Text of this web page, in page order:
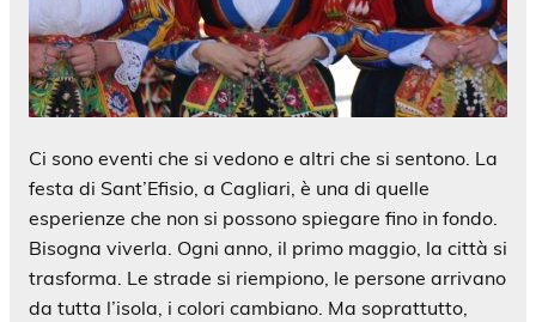
Ci sono eventi che si vedono e altri che si sentono. La
festa di Sant’Efisio, a Cagliari, è una di quelle
esperienze che non si possono spiegare fino in fondo.
Bisogna viverla. Ogni anno, il primo maggio, la città si
trasforma. Le strade si riempiono, le persone arrivano
da tutta l’isola, i colori cambiano. Ma soprattutto,